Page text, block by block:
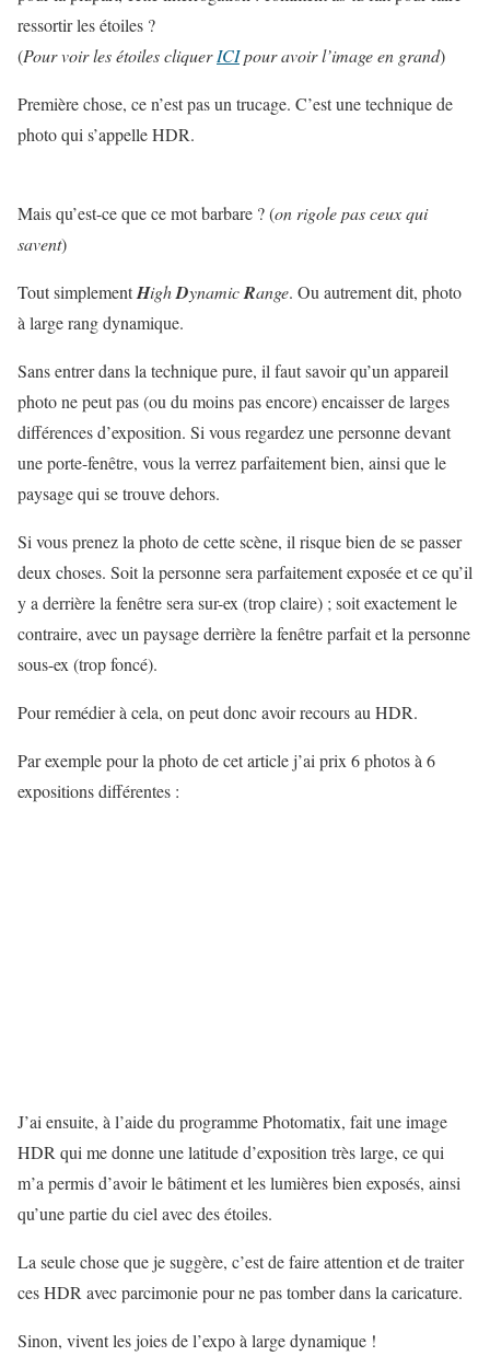
ressortir les étoiles ?
(Pour voir les étoiles cliquerICIpour avoir l’image en grand)
Première chose, ce n’est pas un trucage. C’est une technique de
photo qui s’appelle HDR.
Mais qu’est-ce que ce mot barbare ? (on rigole pas ceux qui
savent)
Tout simplementHighDynamicRange. Ou autrement dit, photo
à large rang dynamique.
Sans entrer dans la technique pure, il faut savoir qu’un appareil
photo ne peut pas (ou du moins pas encore) encaisser de larges
différences d’exposition. Si vous regardez une personne devant
une porte-fenêtre, vous la verrez parfaitement bien, ainsi que le
paysage qui se trouve dehors.
Si vous prenez la photo de cette scène, il risque bien de se passer
deux choses. Soit la personne sera parfaitement exposée et ce qu’il
y a derrière la fenêtre sera sur-ex (trop claire) ; soit exactement le
contraire, avec un paysage derrière la fenêtre parfait et la personne
sous-ex (trop foncé).
Pour remédier à cela, on peut donc avoir recours au HDR.
Par exemple pour la photo de cet article j’ai prix 6 photos à 6
expositions différentes :
J’ai ensuite, à l’aide du programme Photomatix, fait une image
HDR qui me donne une latitude d’exposition très large, ce qui
m’a permis d’avoir le bâtiment et les lumières bien exposés, ainsi
qu’une partie du ciel avec des étoiles.
La seule chose que je suggère, c’est de faire attention et de traiter
ces HDR avec parcimonie pour ne pas tomber dans la caricature.
Sinon, vivent les joies de l’expo à large dynamique !